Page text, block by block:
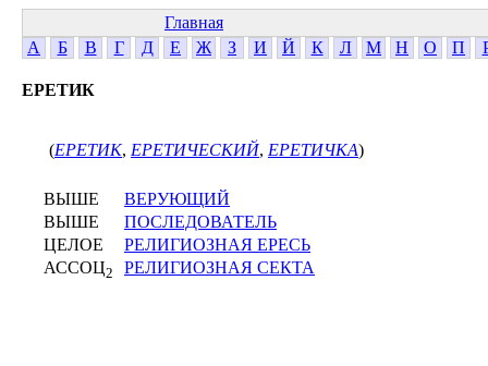
Главная
А
Б В Г Д Е Ж З И Й К Л М Н О П
ЕРЕТИК
(ЕРЕТИК, ЕРЕТИЧЕСКИЙ, ЕРЕТИЧКА)
ВЫШЕ
ВЕРУЮЩИЙ
ВЫШЕ
ПОСЛЕДОВАТЕЛЬ
ЦЕЛОЕ
РЕЛИГИОЗНАЯ ЕРЕСЬ
АССОЦ2 РЕЛИГИОЗНАЯ СЕКТА